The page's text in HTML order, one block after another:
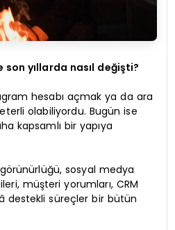
yıllarda nasıl değişti?
hesabı açmak ya da ara
olabiliyordu. Bugün ise
kapsamlı bir yapıya
sosyal medya
müşteri yorumları, CRM
destekli süreçler bir bütün